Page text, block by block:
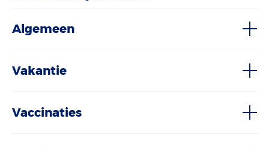
Algemeen
Vakantie
Vaccinaties